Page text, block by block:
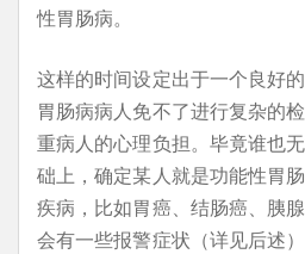
性胃肠病。
这样的时间设定出于一个良好
胃肠病病人免不了进行复杂的
重病人的心理负担。毕竟谁也
础上，确定某人就是功能性胃
疾病，比如胃癌、结肠癌、胰
会有一些报警症状（详见后述